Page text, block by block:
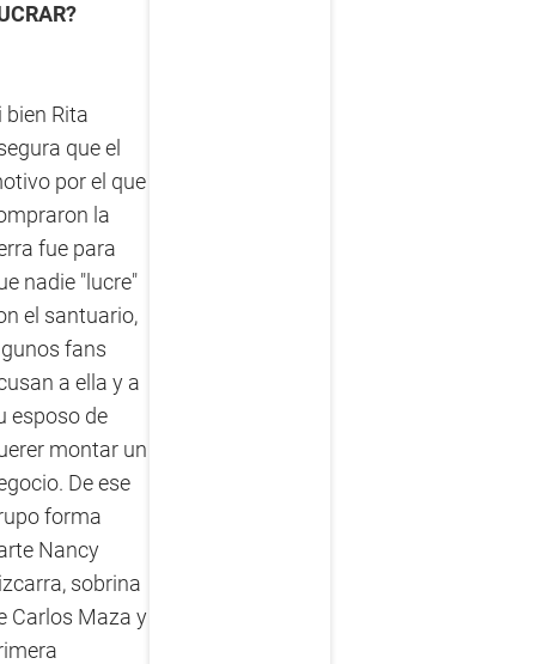
bien Rita
que el
por el que
la
fue para
nadie "lucre"
el santuario,
fans
a ella y a
esposo de
montar un
De ese
forma
Nancy
sobrina
Carlos Maza y